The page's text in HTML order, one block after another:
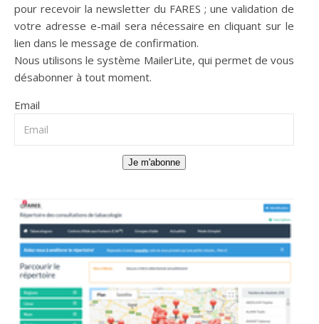
pour recevoir la newsletter du FARES ; une validation de
votre adresse e-mail sera nécessaire en cliquant sur le
lien dans le message de confirmation.
Nous utilisons le système MailerLite, qui permet de vous
désabonner à tout moment.
Email
Je m'abonne